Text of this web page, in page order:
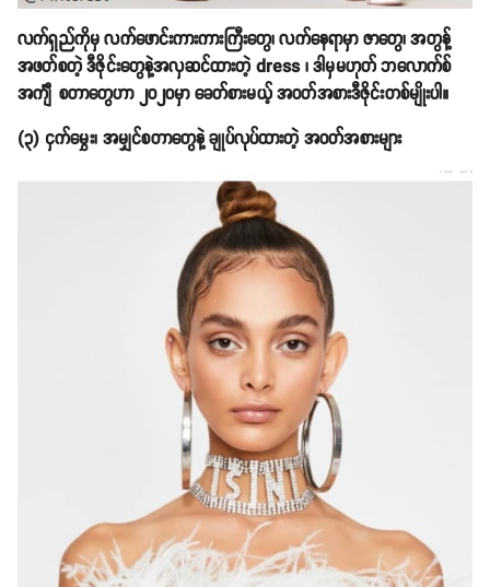
လက်ရှည်ကိုမှ လက်ဖောင်းကားကားကြီးတွေ၊ လက်နေရာမှာ ဇာတွေ၊ အတွန့်
အဖတ်စတဲ့ ဒီဇိုင်းတွေနဲ့အလှဆင်ထားတဲ့ dress ၊ ဒါမှမဟုတ် ဘလောက်စ်
အင်္ကျီ စတာတွေဟာ ၂၀၂ဝမှာ ခေတ်စားမယ့် အဝတ်အစားဒီဇိုင်းတစ်မျိုးပါ။
(၃) ငှက်မွှေး၊ အမျှင်စတာတွေနဲ့ ချုပ်လုပ်ထားတဲ့ အဝတ်အစားများ